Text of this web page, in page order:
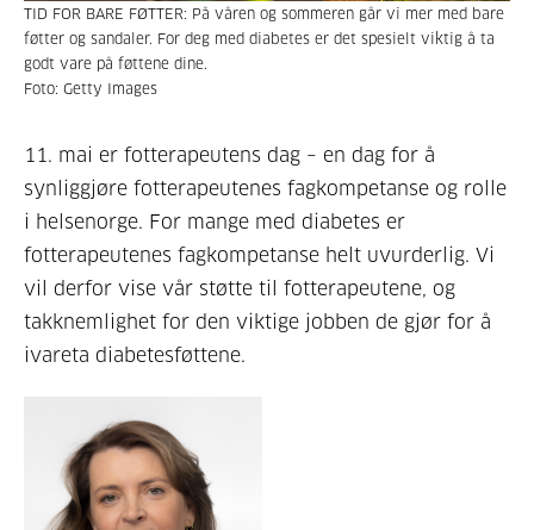
TID FOR BARE FØTTER: På våren og sommeren går vi mer med bare
føtter og sandaler. For deg med diabetes er det spesielt viktig å ta
godt vare på føttene dine.
Foto: Getty Images
11. mai er fotterapeutens dag – en dag for å
synliggjøre fotterapeutenes fagkompetanse og rolle
i helsenorge. For mange med diabetes er
fotterapeutenes fagkompetanse helt uvurderlig. Vi
vil derfor vise vår støtte til fotterapeutene, og
takknemlighet for den viktige jobben de gjør for å
ivareta diabetesføttene.